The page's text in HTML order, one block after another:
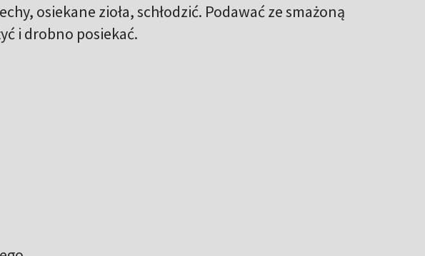
osiekane zioła, schłodzić. Podawać ze smażoną
i drobno posiekać.